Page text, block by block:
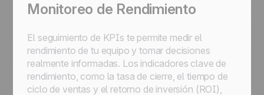
Monitoreo de Rendimiento
El seguimiento de KPIs te permite medir el
rendimiento de tu equipo y tomar decisiones
realmente informadas. Los indicadores clave de
rendimiento, como la tasa de cierre, el tiempo de
ciclo de ventas y el retorno de inversión (ROI),